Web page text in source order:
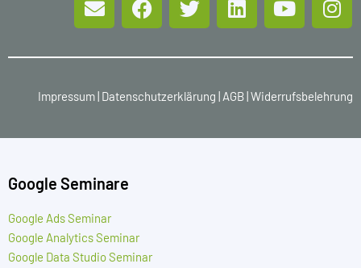
Impressum Datenschutzerklärung AGB Widerrufsbelehrung
Google Seminare
Google Ads Seminar
Google Analytics Seminar
Google Data Studio Seminar